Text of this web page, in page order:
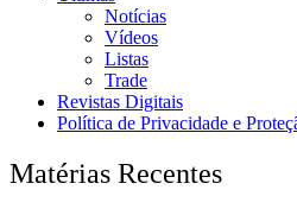
Notícias
Vídeos
Listas
Trade
Revistas Digitais
Política de Privacidade e
Matérias Recentes